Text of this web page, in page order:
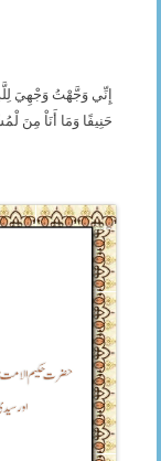
إِنِّي وَجَّهْتُ وَجْهِيَ
حَنِيفًا وَمَا أَنَاْ مِنَ